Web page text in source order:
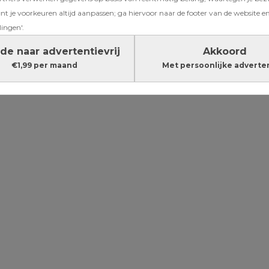
je voorkeuren altijd aanpassen; ga hiervoor naar de footer van de website
naar advertentievrij
€1,99 per maand
Akkoord
Met persoonlijke
hét